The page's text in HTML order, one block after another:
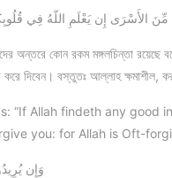
مِّنَ الأَسْرَى إِن يَعْلَمِ اللّهُ فِي
অন্তরে কোন রকম মঙ্গলচিন্তা রয়েছে
করে দিবেন। বস্তুতঃ আল্লাহ ক্ষমাশীল,
“If Allah findeth any good
you: for Allah is Oft-
(71 وَإِن